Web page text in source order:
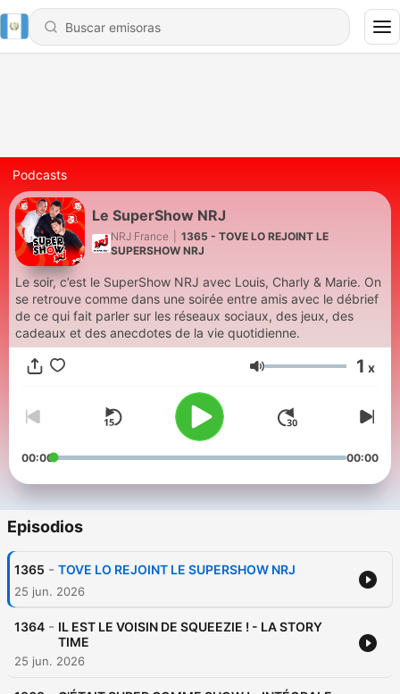
Podcasts
Le SuperShow NRJ
NRJ France
1365 - TOVE LO REJOINT LE
SUPERSHOW NRJ
Le soir, c’est le SuperShow NRJ avec Louis, Charly & Marie. On
se retrouve comme dans une soirée entre amis avec le débrief
de ce qui fait parler sur les réseaux sociaux, des jeux, des
cadeaux et des anecdotes de la vie quotidienne.
Volumen 1 x
00:00 00:00
Episodios
1365 - TOVE LO REJOINT LE SUPERSHOW NRJ
25 jun. 2026
1364 - IL EST LE VOISIN DE SQUEEZIE ! - LA STORY
TIME
25 jun. 2026